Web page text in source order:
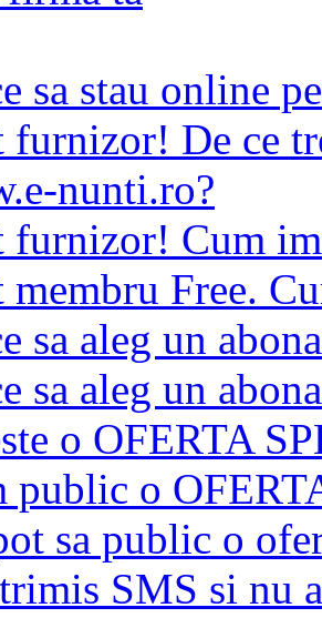
sa stau online
furnizor! De ce
nunti.ro?
furnizor! Cum
membru Free.
sa aleg un
sa aleg un
o OFERTA
public o
sa public o
SMS si nu